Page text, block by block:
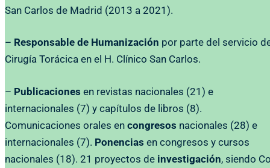
San Carlos de Madrid (2013 a 2021).
– Responsable de Humanización por parte del servicio
Cirugía Torácica en el H. Clínico San Carlos.
– Publicaciones en revistas nacionales (21) e
internacionales (7) y capítulos de libros (8).
Comunicaciones orales en congresos nacionales (28) e
internacionales (7). Ponencias en congresos y cursos
nacionales (18). 21 proyectos de investigación, siendo